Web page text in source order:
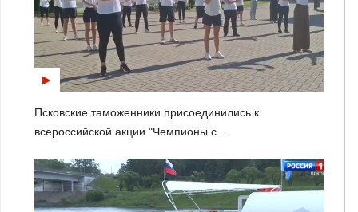
Псковские таможенники присоединились к
всероссийской акции "Чемпионы с...